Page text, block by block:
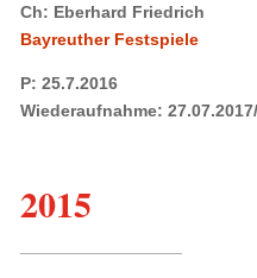
Ch: Eberhard Friedrich
Bayreuther Festspiele
P: 25.7.2016
Wiederaufnahme:
2015